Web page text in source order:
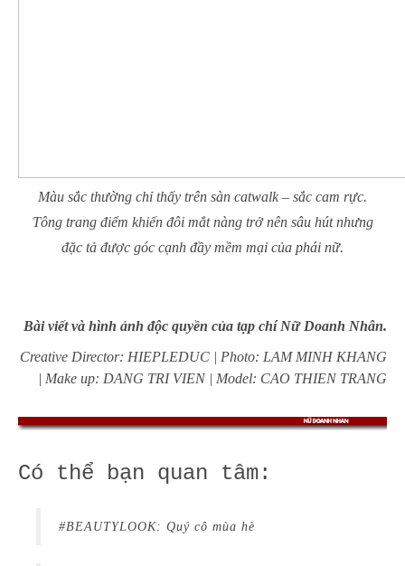
Màu sắc thường chỉ thấy trên sàn catwalk – sắc cam rực.
Tông trang điểm khiến đôi mắt nàng trở nên sâu hút nhưng
đặc tả được góc cạnh đầy mềm mại của phái nữ.
Bài viết và hình ảnh độc quyền của tạp chí Nữ Doanh Nhân.
Creative Director: HIEPLEDUC | Photo: LAM MINH KHANG
| Make up: DANG TRI VIEN | Model: CAO THIEN TRANG
Có thể bạn quan tâm:
#BEAUTYLOOK: Quý cô mùa hè